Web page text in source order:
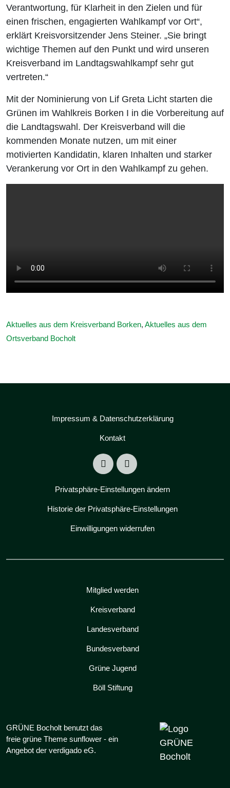
Verantwortung, für Klarheit in den Zielen und für
einen frischen, engagierten Wahlkampf vor Ort“,
erklärt Kreisvorsitzender Jens Steiner. „Sie bringt
wichtige Themen auf den Punkt und wird unseren
Kreisverband im Landtagswahlkampf sehr gut
vertreten.“
Mit der Nominierung von Lif Greta Licht starten die
Grünen im Wahlkreis Borken I in die Vorbereitung auf
die Landtagswahl. Der Kreisverband will die
kommenden Monate nutzen, um mit einer
motivierten Kandidatin, klaren Inhalten und starker
Verankerung vor Ort in den Wahlkampf zu gehen.
Aktuelles aus dem Kreisverband Borken, Aktuelles aus dem
Ortsverband Bocholt
Impressum & Datenschutzerklärung
Kontakt
Privatsphäre-Einstellungen ändern
Historie der Privatsphäre-Einstellungen
Einwilligungen widerrufen
Mitglied werden
Kreisverband
Landesverband
Bundesverband
Grüne Jugend
Böll Stiftung
GRÜNE Bocholt benutzt das
freie grüne Theme sunflower ‐ ein
Angebot der verdigado eG.